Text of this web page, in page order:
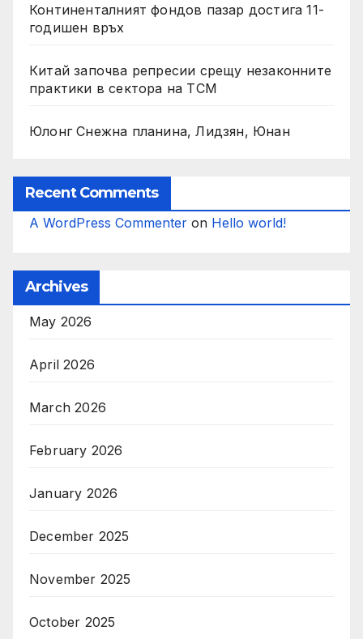
Континенталният фондов пазар достига 11-
годишен връх
Китай започва репресии срещу незаконните
практики в сектора на TCM
Юлонг Снежна планина, Лидзян, Юнан
Recent Comments
A WordPress Commenter on Hello world!
Archives
May 2026
April 2026
March 2026
February 2026
January 2026
December 2025
November 2025
October 2025